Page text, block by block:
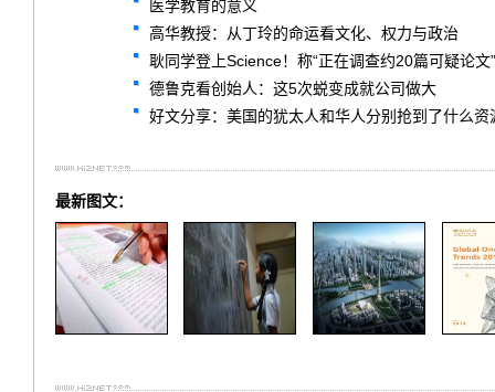
医学教育的意义
高华教授：从丁玲的命运看文化、权力与政治
耿同学登上Science！称“正在调查约20篇可疑论文”
德鲁克看创始人：这5次蜕变成就公司做大
好文分享：美国的犹太人和华人分别抢到了什么资
最新图文：